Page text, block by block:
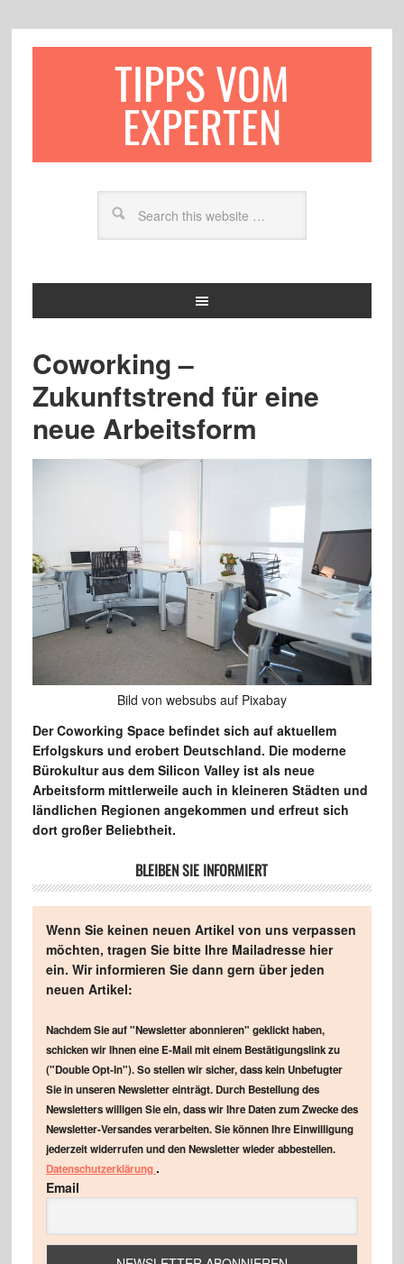
TIPPS VOM
EXPERTEN
Coworking –
Zukunftstrend für eine
neue Arbeitsform
Bild von websubs auf Pixabay
Der Coworking Space befindet sich auf aktuellem
Erfolgskurs und erobert Deutschland. Die moderne
Bürokultur aus dem Silicon Valley ist als neue
Arbeitsform mittlerweile auch in kleineren Städten und
ländlichen Regionen angekommen und erfreut sich
dort großer Beliebtheit.
BLEIBEN SIE INFORMIERT
Wenn Sie keinen neuen Artikel von uns verpassen
möchten, tragen Sie bitte Ihre Mailadresse hier
ein. Wir informieren Sie dann gern über jeden
neuen Artikel:
Nachdem Sie auf "Newsletter abonnieren" geklickt haben,
schicken wir Ihnen eine E-Mail mit einem Bestätigungslink zu
("Double Opt-In"). So stellen wir sicher, dass kein Unbefugter
Sie in unseren Newsletter einträgt. Durch Bestellung des
Newsletters willigen Sie ein, dass wir Ihre Daten zum Zwecke des
Newsletter-Versandes verarbeiten. Sie können Ihre Einwilligung
jederzeit widerrufen und den Newsletter wieder abbestellen.
Datenschutzerklärung.
Email